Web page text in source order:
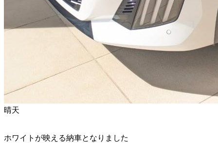
晴天
ホワイトが映える納車となりました